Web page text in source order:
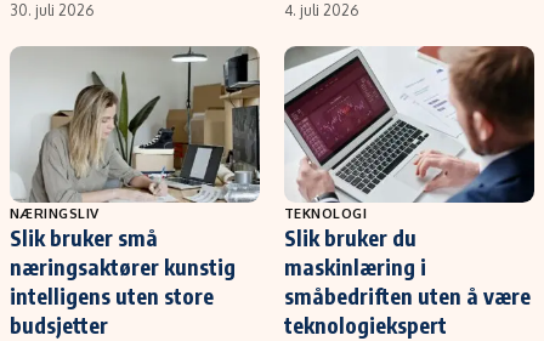
30. juli 2026 4. juli 2026
NÆRINGSLIV
Slik bruker små
næringsaktører kunstig
intelligens uten store
budsjetter
TEKNOLOGI
Slik bruker du
maskinlæring i
småbedriften uten å være
teknologiekspert